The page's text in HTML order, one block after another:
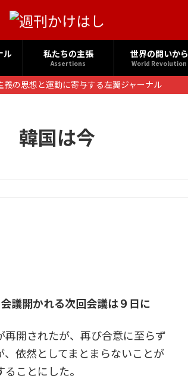
ル 私たちの主張
Assertions
世界の闘いから
World Revolution
義の思想と運動に寄与する左翼ジャーナル
韓国は今
議開かれる次回会議は９日に
開されたが、再び合意に至らず
依然としてまとまらないことが
ことにした。